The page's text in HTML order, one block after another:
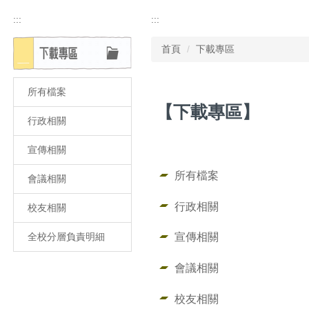
:::
所有檔案
行政相關
宣傳相關
會議相關
校友相關
全校分層負責明細
:::
首頁 下載專區
【下載專區】
所有檔案
行政相關
宣傳相關
會議相關
校友相關